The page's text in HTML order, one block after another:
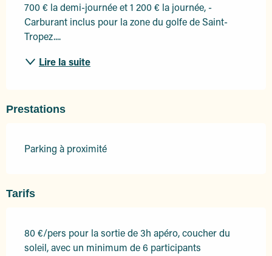
700 € la demi-journée et 1 200 € la journée, -
Carburant inclus pour la zone du golfe de Saint-
Tropez....
Lire la suite
Prestations
Parking à proximité
Tarifs
80 €/pers pour la sortie de 3h apéro, coucher du
soleil, avec un minimum de 6 participants